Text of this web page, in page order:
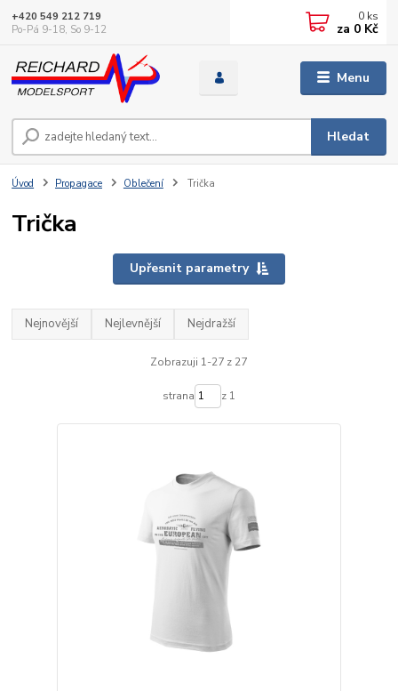
Menu
Hledat
+420 549 212 719
Po-Pá 9-18, So 9-12
0 ks
za 0 Kč
Úvod Propagace Oblečení Trička
Trička
Upřesnit parametry
Nejnovější Nejlevnější Nejdražší
Zobrazuji 1-27 z 27
strana z 1